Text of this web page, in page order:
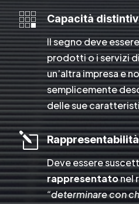

Capacità
Il segno deve
prodotti o i servizi
un’altra impresa e
semplicemente
delle sue
l
Deve essere
rappresentatonel
“determinare con